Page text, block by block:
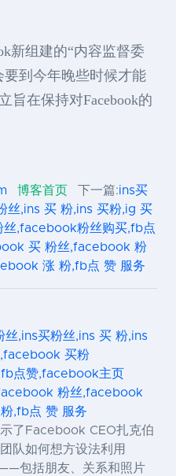
新组建的“内容监督委
要到今年晚些时候才能
旨在保持对Facebook的
博客首页 下一篇:ins买
丝,ins 买 粉,ins 买粉,ig 买
,facebook粉丝购买,fb点
买 粉丝,facebook 粉
涨 粉,fb点 赞 服务
丝,ins买粉丝,ins 买 粉,ins
买粉
点赞,facebook主页
粉丝,facebook
,fb点 赞 服务
了Facebook CEO扎克伯
队如何想方设法利用
包括朋友、关系和照片